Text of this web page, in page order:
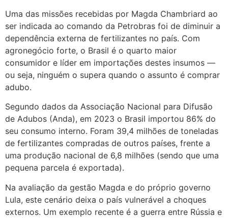
Uma das missões recebidas por Magda Chambriard ao
ser indicada ao comando da Petrobras foi de diminuir a
dependência externa de fertilizantes no país. Com
agronegócio forte, o Brasil é o quarto maior
consumidor e líder em importações destes insumos —
ou seja, ninguém o supera quando o assunto é comprar
adubo.
Segundo dados da Associação Nacional para Difusão
de Adubos (Anda), em 2023 o Brasil importou 86% do
seu consumo interno. Foram 39,4 milhões de toneladas
de fertilizantes compradas de outros países, frente a
uma produção nacional de 6,8 milhões (sendo que uma
pequena parcela é exportada).
Na avaliação da gestão Magda e do próprio governo
Lula, este cenário deixa o país vulnerável a choques
externos. Um exemplo recente é a guerra entre Rússia e